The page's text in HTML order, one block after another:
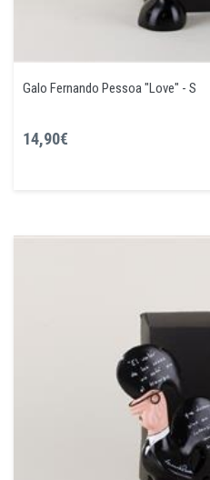
Galo Fernando Pessoa "Love" - S
14,90€